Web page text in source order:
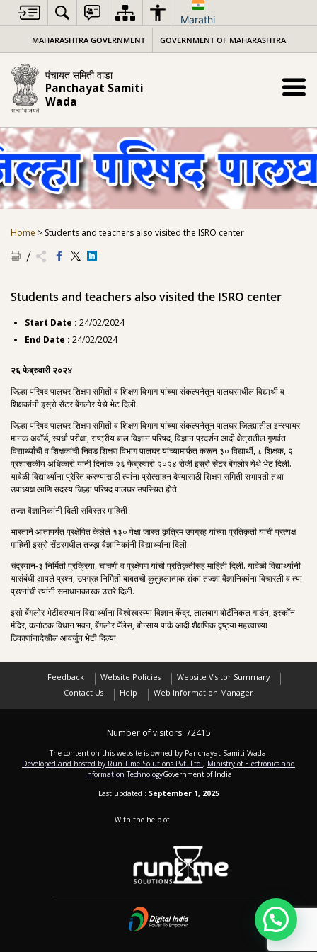
content
Marathi
MAHARASHTRA GOVERNMENT GOVERNMENT OF MAHARASHTRA
पंचायत समिती वाडा
Panchayat Samiti
Wada
Home > Students and teachers also visited the ISRO center
Students and teachers also visited the ISRO center
Start Date : 24/02/2024
End Date : 24/02/2024
२६ फेब्रुवारी २०२४
जिल्हा परिषद पालघर शिक्षण समिती व शिक्षण विभाग यांच्या संकल्पनेतून पालघरमधील विद्यार्थी व
शिक्षकांनी इस्रो सेंटर बेंगलोर येथे भेट दिली.
जिल्हा परिषद पालघर शिक्षण समिती व शिक्षण विभाग यांच्या संकल्पनेतून पालघर जिल्ह्यातील इन्स्पायर
मानक अवॉर्ड, स्पर्धा परीक्षा, राष्ट्रीय बाल विज्ञान परिषद, विज्ञान प्रदर्शन आदी क्षेत्रातील गुणवंत
विद्यार्थ्यांची व शिक्षकांची निवड शिक्षण विभाग पालघर यांच्यामार्फत करून ३० विद्यार्थी, ८ शिक्षक, २
प्रशासकीय अधिकारी यांनी दिनांक २६ फेब्रुवारी २०२४ रोजी इस्रो सेंटर बेंगलोर येथे भेट दिली.
यावेळी विद्यार्थ्यांना प्रेरित करण्यासाठी त्यांना प्रोत्साहन देण्यासाठी शिक्षण समिती सभापती तथा
उपाध्यक्ष आणि सदस्य जिल्हा परिषद पालघर उपस्थित होते.
तज्ज्ञ वैज्ञानिकांनी दिली सविस्तर माहिती
भारताने आतापर्यंत प्रक्षेपित केलेले १३० पेक्षा जास्त कृत्रिम उपग्रह यांच्या प्रतिकृती यांची प्रत्यक्ष
माहिती इस्रो सेंटरमधील तज्ड़ा वैज्ञानिकांनी विद्यार्थ्यांना दिली.
चंद्रयान-३ निर्मिती प्रक्रिया, चाचणी व प्रक्षेपण यांची प्रतिकृतीसह माहिती दिली. यावेळी विद्यार्थ्यांनी
यासंबंधी आपले प्रश्न, उपग्रह निर्मिती बाबतची कुतुहलात्मक शंका तज्ज्ञा वैज्ञानिकांना विचारली व त्या
प्रश्नांची त्यांनी समाधानकारक उत्तरे दिली.
इसो बेंगलोर भेटीदरम्यान विद्यार्थ्यांना विश्वेश्वरय्या विज्ञान केंद्र, लालबाग बोटॅनिकल गार्डन, इस्कॉन
मंदिर, कर्नाटक विधान भवन, बेंगलोर पॅलेस, बोन्साय पार्क आदी शैक्षणिक दृष्ट्या महत्त्वाच्या
ठिकाणांनादेखील आवर्जुन भेटी दिल्या.
Feedback Website Policies
Website Visitor Summary
Contact Us
Help Web Information Manager
Number of visitors: 72415
The content on this website is owned by Panchayat Samiti Wada.
Developed and hosted by Run Time Solutions Pvt. Ltd., Ministry of Electronics and
Information TechnologyGovernment of India
Last updated : September 1, 2025
With the help of